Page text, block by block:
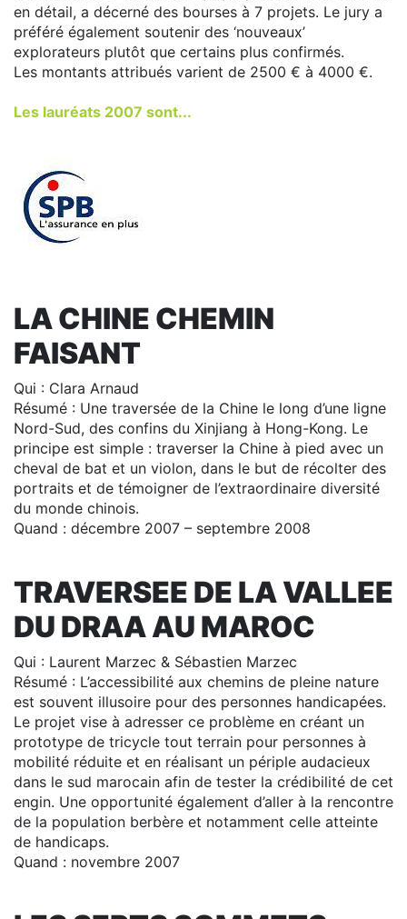
en détail, a décerné des bourses à 7 projets. Le jury a
préféré également soutenir des ‘nouveaux’
explorateurs plutôt que certains plus confirmés.
Les montants attribués varient de 2500 € à 4000 €.
Les lauréats 2007 sont...
LA CHINE CHEMIN
FAISANT
Qui : Clara Arnaud
Résumé : Une traversée de la Chine le long d’une ligne
Nord-Sud, des confins du Xinjiang à Hong-Kong. Le
principe est simple : traverser la Chine à pied avec un
cheval de bat et un violon, dans le but de récolter des
portraits et de témoigner de l’extraordinaire diversité
du monde chinois.
Quand : décembre 2007 – septembre 2008
TRAVERSEE DE LA VALLEE
DU DRAA AU MAROC
Qui : Laurent Marzec & Sébastien Marzec
Résumé : L’accessibilité aux chemins de pleine nature
est souvent illusoire pour des personnes handicapées.
Le projet vise à adresser ce problème en créant un
prototype de tricycle tout terrain pour personnes à
mobilité réduite et en réalisant un périple audacieux
dans le sud marocain afin de tester la crédibilité de cet
engin. Une opportunité également d’aller à la rencontre
de la population berbère et notamment celle atteinte
de handicaps.
Quand : novembre 2007